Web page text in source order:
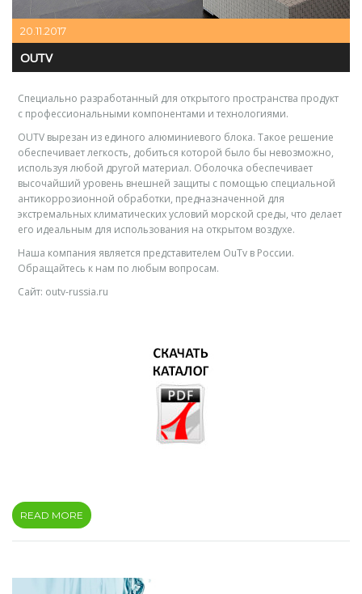
20.11.2017
OUTV
Специально разработанный для открытого пространства продукт
с профессиональными компонентами и технологиями.
OUTV вырезан из единого алюминиевого блока. Такое решение
обеспечивает легкость, добиться которой было бы невозможно,
используя любой другой материал. Оболочка обеспечивает
высочайший уровень внешней защиты с помощью специальной
антикоррозионной обработки, предназначенной для
экстремальных климатических условий морской среды, что делает
его идеальным для использования на открытом воздухе.
Наша компания является представителем OuTv в России.
Обращайтесь к нам по любым вопросам.
Сайт: outv-russia.ru
READ MORE